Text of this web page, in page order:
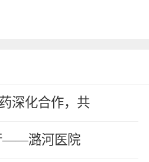
深化合作，共
——潞河医院